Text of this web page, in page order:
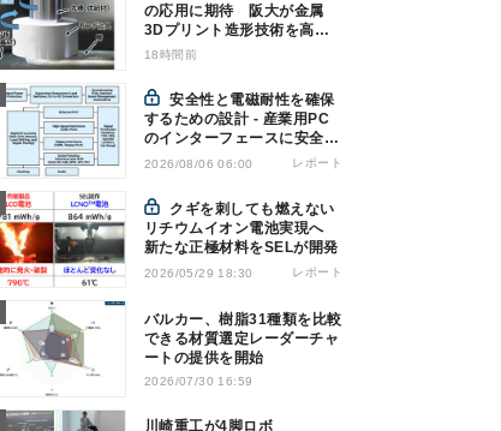
の応用に期待 阪大が金属
3Dプリント造形技術を高速
化
18時間前
安全性と電磁耐性を確保
するための設計 - 産業用PC
のインターフェースに安全絶
縁を適用する
2026/08/06 06:00 レポート
リチウムイオン電池実現へ
新たな正極材料をSELが開発
2026/05/29 18:30 レポート
バルカー、樹脂31種類を比較
できる材質選定レーダーチャ
ートの提供を開始
2026/07/30 16:59
川崎重工が4脚ロボ